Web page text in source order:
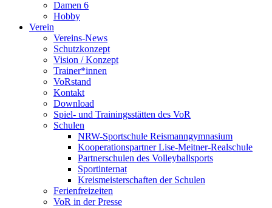
Damen 6
Hobby
Verein
Vereins-News
Schutzkonzept
Vision / Konzept
Trainer*innen
VoRstand
Kontakt
Download
Spiel- und Trainingsstätten des VoR
Schulen
NRW-Sportschule Reismanngymnasium
Kooperationspartner Lise-Meitner-Realschule
Partnerschulen des Volleyballsports
Sportinternat
Kreismeisterschaften der Schulen
Ferienfreizeiten
VoR in der Presse